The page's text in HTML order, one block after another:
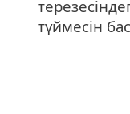
түймесін